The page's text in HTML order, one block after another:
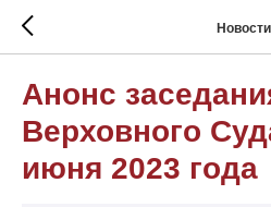
Новости
Анонс
Верховного
июня 2023 года